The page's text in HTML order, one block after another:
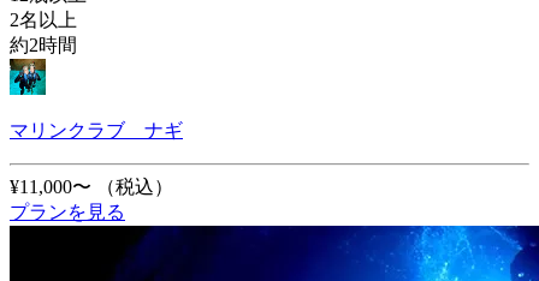
2名以上
約2時間
マリンクラブ ナギ
¥11,000〜
（税込）
プランを見る